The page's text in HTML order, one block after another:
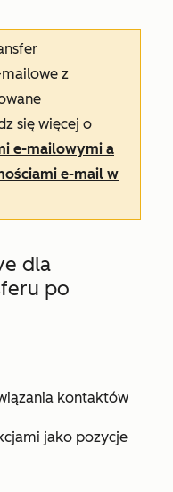
z
się więcej o
e-mailowymi a
e-mail w
dla
po
kontaktów
jako pozycje